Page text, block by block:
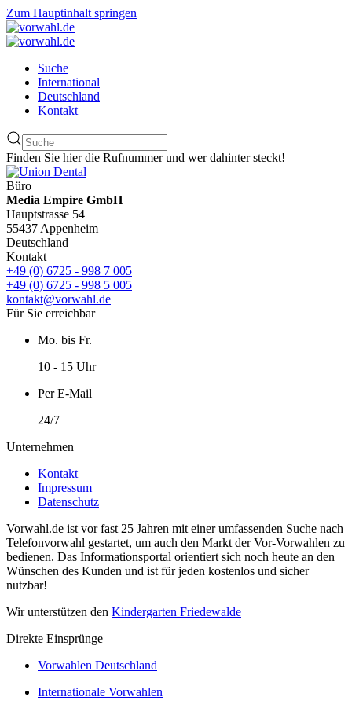
Zum Hauptinhalt springen
Suche
International
Deutschland
Kontakt
Finden Sie hier die Rufnummer und wer dahinter steckt!
Büro
Media Empire GmbH
Hauptstrasse 54
55437 Appenheim
Deutschland
Kontakt
+49 (0) 6725 - 998 7 005
+49 (0) 6725 - 998 5 005
kontakt@vorwahl.de
Für Sie erreichbar
Mo. bis Fr.
10 - 15 Uhr
Per E-Mail
24/7
Unternehmen
Kontakt
Impressum
Datenschutz
Vorwahl.de ist vor fast 25 Jahren mit einer umfassenden Suche nach
Telefonvorwahl gestartet, um auch den Markt der Vor-Vorwahlen zu
bedienen. Das Informationsportal orientiert sich noch heute an den
Wünschen des Kunden und ist für jeden kostenlos und sicher
nutzbar!
Wir unterstützen den Kindergarten Friedewalde
Direkte Einsprünge
Vorwahlen Deutschland
Internationale Vorwahlen